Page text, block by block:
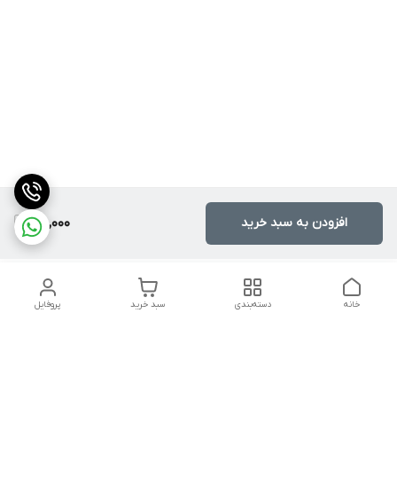
210,000 افزودن به سبد خرید
پروفایل سبد خرید دسته‌بندی خانه